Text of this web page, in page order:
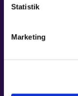
Statistik
Marketing
ET
MED